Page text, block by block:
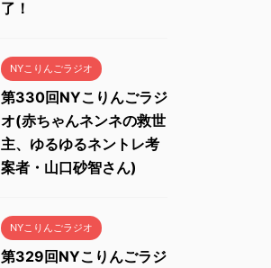
了！
NYこりんごラジオ
第330回NYこりんごラジ
オ(赤ちゃんネンネの救世
主、ゆるゆるネントレ考
案者・山口砂智さん)
NYこりんごラジオ
第329回NYこりんごラジ